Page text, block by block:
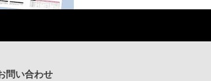
問い合わせ